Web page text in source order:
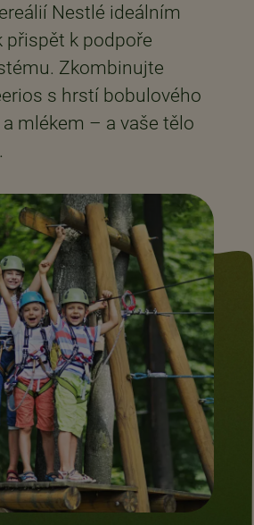
Nestlé ideálním
přispět k podpoře
Zkombinujte
s hrstí bobulového
mlékem – a vaše tělo